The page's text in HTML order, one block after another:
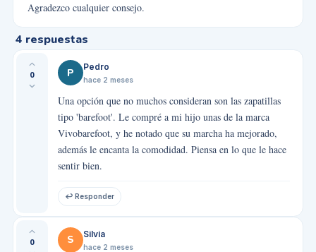
Agradezco cualquier consejo.
4 respuestas
0 P Pedro
hace 2 meses
Una opción que no muchos consideran son las zapatillas
tipo 'barefoot'. Le compré a mi hijo unas de la marca
Vivobarefoot, y he notado que su marcha ha mejorado,
además le encanta la comodidad. Piensa en lo que le hace
sentir bien.
↩ Responder
0 S Silvia
hace 2 meses